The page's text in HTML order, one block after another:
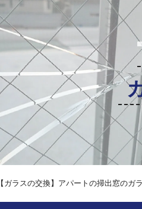
【ガラスの交換】アパートの掃出窓のガ